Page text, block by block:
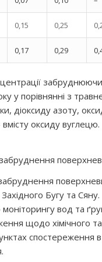
0,15 0,25
0,17 0,29
у порівнянні з
діоксиду азоту,
оксиду
Бугу та Сяну.
вод та
щодо хімічного
спостереження